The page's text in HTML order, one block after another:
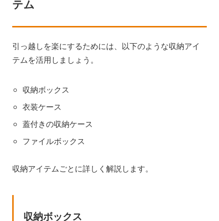
テム
引っ越しを楽にするためには、以下のような収納アイ
テムを活用しましょう。
収納ボックス
衣装ケース
蓋付きの収納ケース
ファイルボックス
収納アイテムごとに詳しく解説します。
収納ボックス